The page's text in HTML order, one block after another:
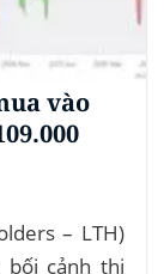
vào
– LTH)
bối cảnh thị